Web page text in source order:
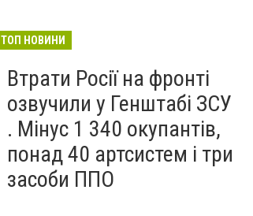
ТОП НОВИНИ
Втрати Росії на фронті
озвучили у Генштабі ЗСУ
. Мінус 1 340 окупантів,
понад 40 артсистем і три
засоби ППО